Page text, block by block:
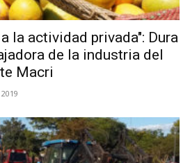
la actividad privada": Dura
de la industria del
Macri